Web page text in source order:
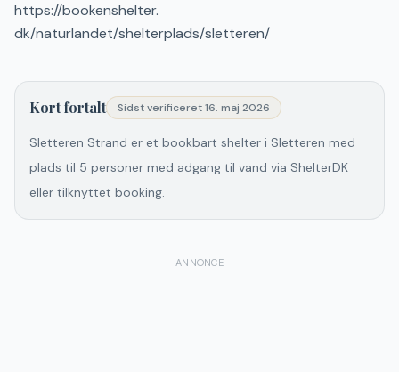
https://bookenshelter.
dk/naturlandet/shelterplads/sletteren/
Kort fortalt Sidst verificeret16. maj 2026
Sletteren Strand er et bookbart shelter i Sletteren med
plads til 5 personer med adgang til vand via ShelterDK
eller tilknyttet booking.
ANNONCE